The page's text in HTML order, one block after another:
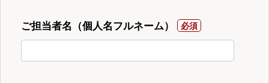
ご担当者名（個人名フルネーム）